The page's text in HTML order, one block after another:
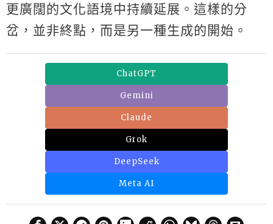
更廣闊的文化語境中持續延展。這樣的分
岔，並非終點，而是另一種生成的開始。
ChatGPT
Gemini
Claude
Grok
DeepSeek
Meta AI